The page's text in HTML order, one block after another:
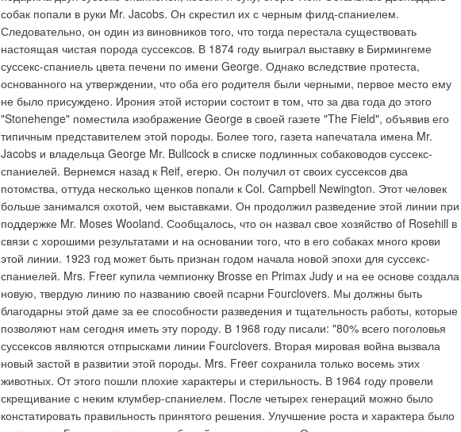
собак попали в руки Mr. Jacobs. Он скрестил их с черным филд-спаниелем.
Следовательно, он один из виновников того, что тогда перестала существовать
настоящая чистая порода суссексов. В 1874 году выиграл выставку в Бирмингеме
суссекс-спаниель цвета печени по имени George. Однако вследствие протеста,
основанного на утверждении, что оба его родителя были черными, первое место ему
не было присуждено. Ирония этой истории состоит в том, что за два года до этого
"Stonehenge" поместила изображение George в своей газете "The Field", объявив его
типичным представителем этой породы. Более того, газета напечатала имена Mr.
Jacobs и владельца George Mr. Bullcock в списке подлинных собаководов суссекс-
спаниелей. Вернемся назад к Reif, егерю. Он получил от своих суссексов два
потомства, оттуда несколько щенков попали к Col. Campbell Newington. Этот человек
больше занимался охотой, чем выставками. Он продолжил разведение этой линии при
поддержке Mr. Moses Wooland. Сообщалось, что он назвал свое хозяйство of Rosehill в
связи с хорошими результатами и на основании того, что в его собаках много крови
этой линии. 1923 год может быть признан годом начала новой эпохи для суссекс-
спаниелей. Mrs. Freer купила чемпионку Brosse en Primax Judy и на ее основе создала
новую, твердую линию по названию своей псарни Fourclovers. Мы должны быть
благодарны этой даме за ее способности разведения и тщательность работы, которые
позволяют нам сегодня иметь эту породу. В 1968 году писали: "80% всего поголовья
суссексов являются отпрысками линии Fourclovers. Вторая мировая война вызвала
новый застой в развитии этой породы. Mrs. Freer сохранила только восемь этих
животных. От этого пошли плохие характеры и стерильность. В 1964 году провели
скрещивание с неким клумбер-спаниелем. После четырех генераций можно было
констатировать правильность принятого решения. Улучшение роста и характера было